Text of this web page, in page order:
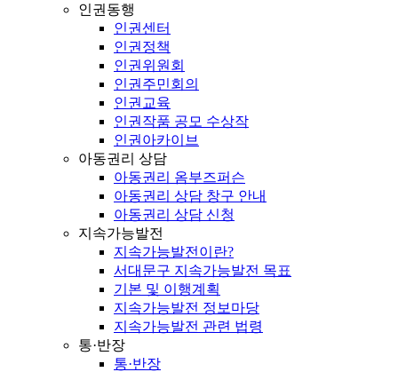
인권동행
인권센터
인권정책
인권위원회
인권주민회의
인권교육
인권작품 공모 수상작
인권아카이브
아동권리 상담
아동권리 옴부즈퍼슨
아동권리 상담 창구 안내
아동권리 상담 신청
지속가능발전
지속가능발전이란?
서대문구 지속가능발전 목표
기본 및 이행계획
지속가능발전 정보마당
지속가능발전 관련 법령
통·반장
통·반장